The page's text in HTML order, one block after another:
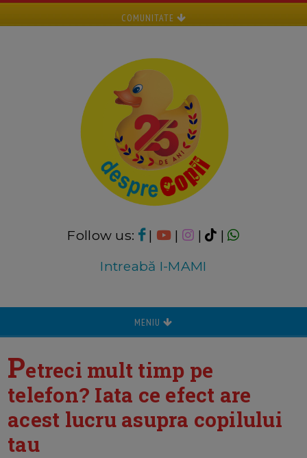
COMUNITATE
Follow us: | | |
|
Intreabă I-MAMI
MENIU
Petreci mult timp pe
telefon? Iata ce efect are
acest lucru asupra copilului
tau